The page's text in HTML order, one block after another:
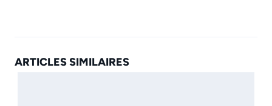
ARTICLES SIMILAIRES